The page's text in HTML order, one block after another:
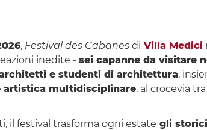
, Festival des Cabanesdi Villa Medici
inedite - sei capanne da visitare
e studenti di architettura,
artistica multidisciplinare, al crocevia
il festival trasforma ogni estate gli